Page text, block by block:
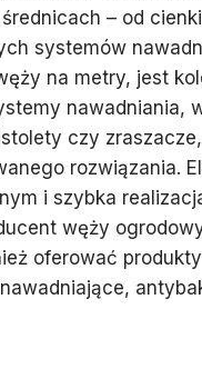
– od
systemów
na metry, jest
nawadniania,
czy
rozwiązania.
i szybka
węży
oferować